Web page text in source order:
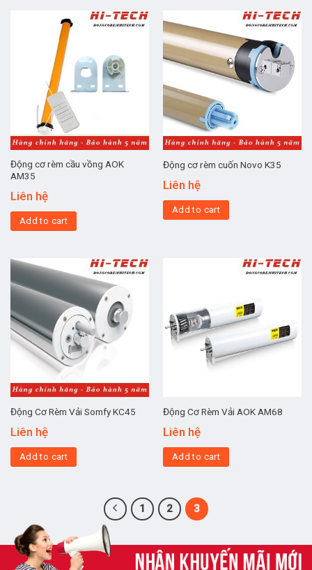
Động cơ rèm cầu vồng AOK
AM35
Liên hệ
Add to cart
Động cơ rèm cuốn Novo K35
Liên hệ
Add to cart
Động Cơ Rèm Vải Somfy KC45
Liên hệ
Add to cart
Động Cơ Rèm Vải AOK AM68
Liên hệ
Add to cart
1 2 3